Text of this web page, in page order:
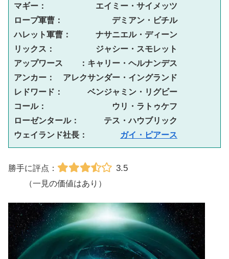
マギー：　　　　　　エイミー・サイメッツ
ロープ軍曹：　　　　　　デミアン・ビチル
ハレット軍曹：　　　ナサニエル・ディーン
リックス：　　　　　ジャシー・スモレット
アップワース　　：キャリー・ヘルナンデス
アンカー：　アレクサンダー・イングランド
レドワード：　　　ベンジャミン・リグビー
コール：　　　　　　　　ウリ・ラトゥケフ
ローゼンタール：　　　テス・ハウブリック
ウェイランド社長： ガイ・ピアース
勝手に評点： 3.5
（一見の価値はあり）